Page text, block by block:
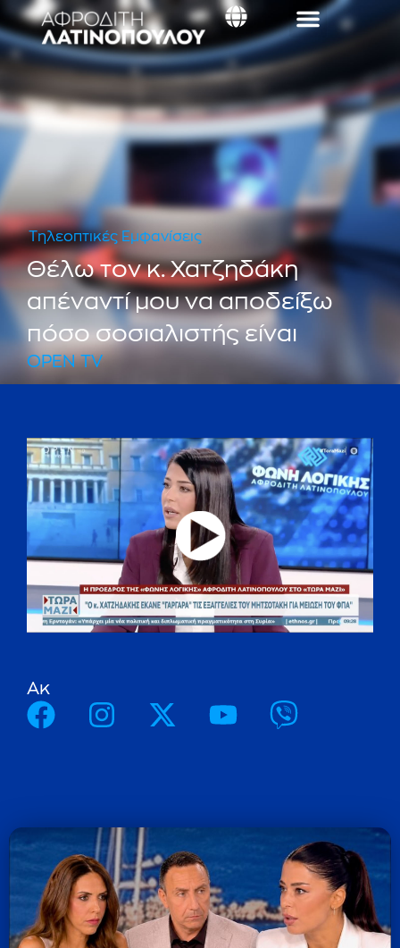
Τηλεοπτικές Εμφανίσεις
Θέλω τον κ. Χατζηδάκη
απέναντί μου να αποδείξω
πόσο σοσιαλιστής είναι
OPEN TV
Aκ